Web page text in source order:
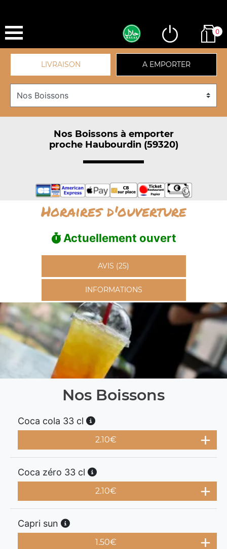
0
LIVRAISON A EMPORTER
Nos Boissons à emporter
proche Haubourdin (59320)
Horaires d'ouverture
Actuellement ouvert
AVIS (25)
INFORMATIONS
Nos Boissons
Coca cola 33 cl
2.10€
Coca zéro 33 cl
2.10€
Capri sun
1.50€